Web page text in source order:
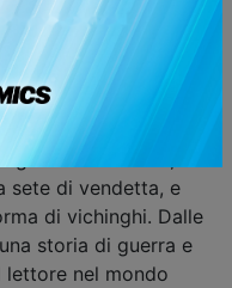
vichinghi sono
costa del
navi con la prua di
Vinland Saga, in cui
vicende personali di
giovane Thorfinn, il
sete di vendetta, e
di vichinghi. Dalle
storia di guerra e
nel mondo